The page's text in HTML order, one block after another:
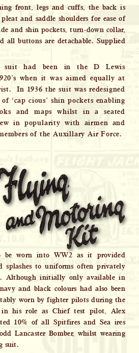
front, legs and cuffs, the back is
and saddle shoulders for ease of
and shin pockets, turn-down collar,
all buttons are detachable. Supplied
suit had been in the D Lewis
when it was aimed equally at
In 1936 the suit was redesigned
‘cap cious’ shin pockets enabling
and maps whilst in a seated
in popularity with airmen and
of the Auxillary Air Force.
be worn into WW2 as it provided
splashes to uniforms often privately
Although initially only available in
and black colours had also been
worn by fighter pilots during the
his role as Chief test pilot, Alex
10% of all Spitfires and Sea ires
Lancaster Bomber, whilst wearing
suit.